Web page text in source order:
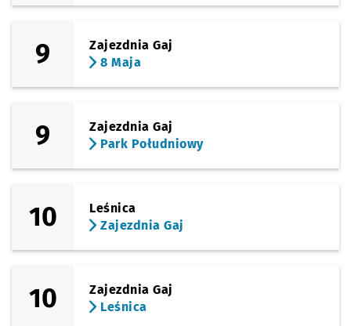
9
Zajezdnia Gaj
8 Maja
9
Zajezdnia Gaj
Park Południowy
10
Leśnica
Zajezdnia Gaj
10
Zajezdnia Gaj
Leśnica